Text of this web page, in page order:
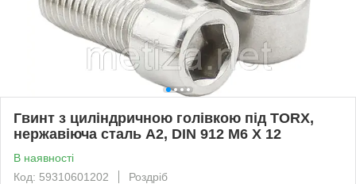
Гвинт з циліндричною голівкою під TORX,
нержавіюча сталь А2, DIN 912 М6 X 12
В наявності
Код: 59310601202
Роздріб